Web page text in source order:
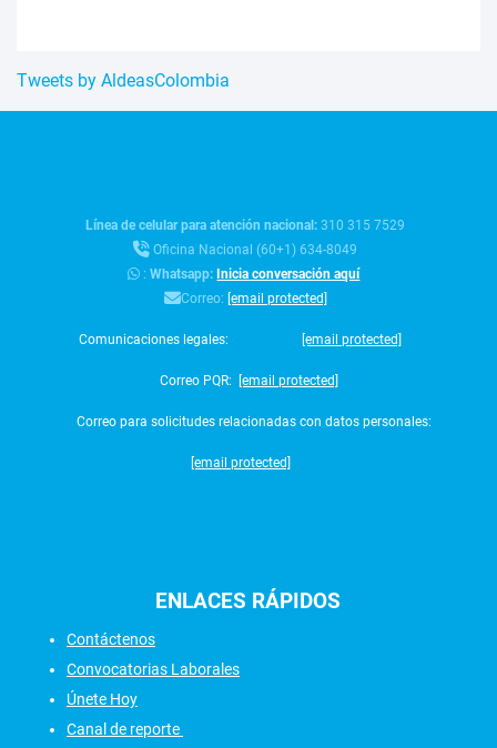
Tweets by AldeasColombia
Línea de celular para atención nacional:310 315 7529
Oficina Nacional (60+1) 634-8049
:Whatsapp:Inicia conversación aquí
Correo: [email protected]
Comunicaciones legales: [email protected]
Correo PQR: [email protected]
Correo para solicitudes relacionadas con datos personales:
[email protected]
ENLACES RÁPIDOS
Contáctenos
Convocatorias Laborales
Únete Hoy
Canal de reporte